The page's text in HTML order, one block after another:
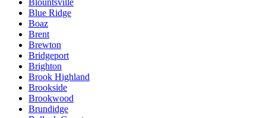
Blue Ridge
Boaz
Brent
Brewton
Bridgeport
Brighton
Brook Highland
Brookside
Brookwood
Brundidge